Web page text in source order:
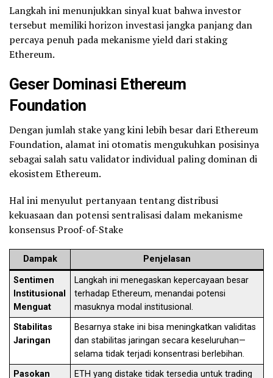
Langkah ini menunjukkan sinyal kuat bahwa investor
tersebut memiliki horizon investasi jangka panjang dan
percaya penuh pada mekanisme yield dari staking
Ethereum.
Geser Dominasi Ethereum
Foundation
Dengan jumlah stake yang kini lebih besar dari Ethereum
Foundation, alamat ini otomatis mengukuhkan posisinya
sebagai salah satu validator individual paling dominan di
ekosistem Ethereum.
Hal ini menyulut pertanyaan tentang distribusi
kekuasaan dan potensi sentralisasi dalam mekanisme
konsensus Proof-of-Stake
Dampak Penjelasan
Sentimen
Institusional
Menguat
Langkah ini menegaskan kepercayaan besar
terhadap Ethereum, menandai potensi
masuknya modal institusional.
Stabilitas
Jaringan
Besarnya stake ini bisa meningkatkan validitas
dan stabilitas jaringan secara keseluruhan—
selama tidak terjadi konsentrasi berlebihan.
Pasokan
ETH yang distake tidak tersedia untuk trading